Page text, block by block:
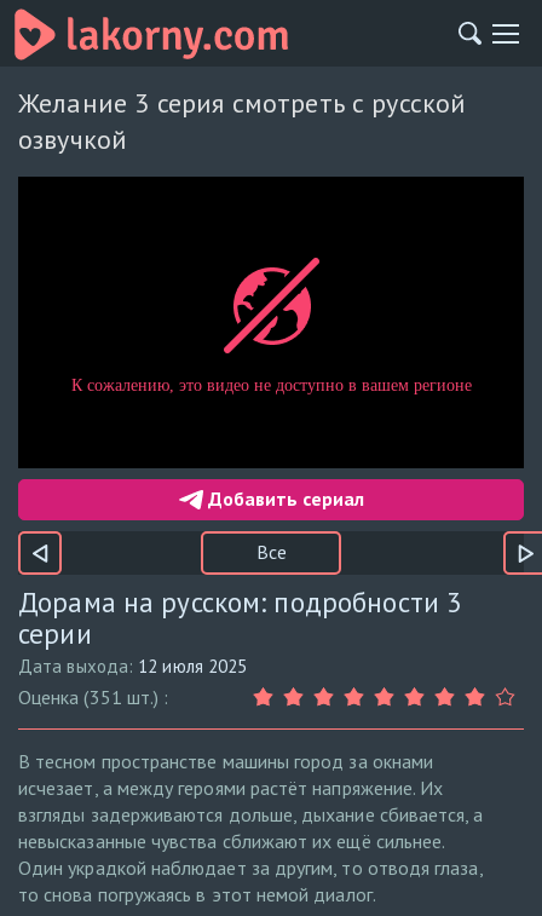
Желание 3 серия смотреть с русской
озвучкой
Добавить сериал
Все
Дорама на русском: подробности 3
серии
Дата выхода: 12 июля 2025
Оценка (351 шт.) :
В тесном пространстве машины город за окнами
исчезает, а между героями растёт напряжение. Их
взгляды задерживаются дольше, дыхание сбивается, а
невысказанные чувства сближают их ещё сильнее.
Один украдкой наблюдает за другим, то отводя глаза,
то снова погружаясь в этот немой диалог.